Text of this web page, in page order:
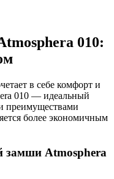
010:
в себе комфорт и
010 — идеальный
преимуществами
более экономичным
замши Atmosphera